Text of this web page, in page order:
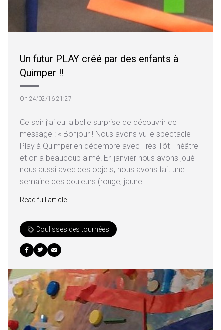
Un futur PLAY créé par des enfants à
Quimper !!
On 24/02/16 21:27
Ce soir j’ai eu la belle surprise de découvrir ce
message : « Bonjour ! Nous avons vu le spectacle
Play à Quimper en décembre avec Très Tôt Théâtre
et on a beaucoup aimé! En janvier nous avons joué
nous aussi avec des objets, nous avons fait une
semaine des couleurs (rouge, jaune...
Read full article
Coulisses des tournées